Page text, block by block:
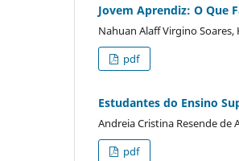
Jovem Aprendiz: O Que
Nahuan Alaff Virgino
pdf
Estudantes do Ensino
Andreia Cristina Resende de
pdf